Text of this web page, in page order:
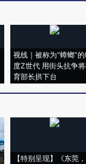
视线｜被称为“蟑螂”的
度Z世代 用街头抗争
育部长拱下台
【特别呈现】《东莞